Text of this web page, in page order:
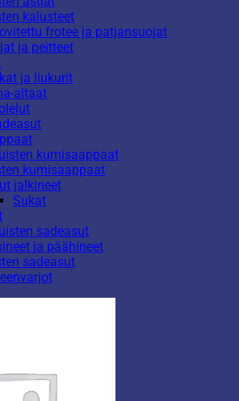
kalusteet
frotee ja patjansuojat
ja peitteet
ja liukurit
altaat
kumisaappaat
kumisaappaat
jalkineet
Sukat
sadeasut
ja päähineet
sadeasut